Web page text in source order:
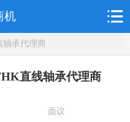
机
承代理商
直线轴承代理商
面议